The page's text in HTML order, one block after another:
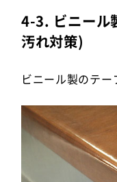
4-3. ビニール
汚れ対策)
ビニール製のテー